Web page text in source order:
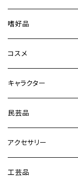
嗜好品
美容
その他
嗜好品
金箔入嗜好品
食用金箔
その他の食品
コスメ
金箔入コスメ
その他コスメ
化粧雑貨など
キャラクター
ひゃくまんさん
新幹線
HELLO KITTY
民芸品
キーホルダー・根付・チ
マグネット
アクセサリー
水引素材
工芸品